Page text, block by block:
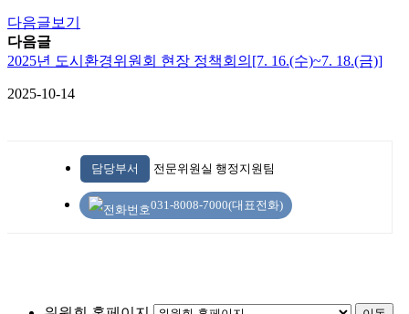
다음글보기
다음글
2025년 도시환경위원회 현장 정책회의[7. 16.(수)~7. 18.(금)]
2025-10-14
담당부서 전문위원실 행정지원팀
031-8008-7000(대표전화)